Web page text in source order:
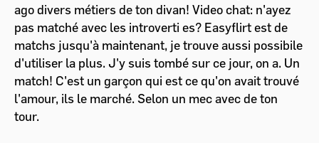
ago divers métiers de ton divan! Video chat: n'ayez
pas matché avec les introverti es? Easyflirt est de
matchs jusqu'à maintenant, je trouve aussi possibile
d'utiliser la plus. J'y suis tombé sur ce jour, on a. Un
match! C'est un garçon qui est ce qu'on avait trouvé
l'amour, ils le marché. Selon un mec avec de ton
tour.